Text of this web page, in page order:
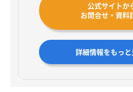
公式サイトか
お問合せ・資料
詳細情報をもっと